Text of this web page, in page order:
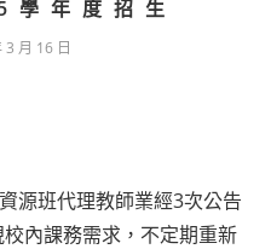
年度招生
3 月 16 日
源班代理教師業經3次公告
內課務需求，不定期重新